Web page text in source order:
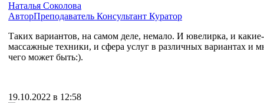
Наталья Соколова
АвторПреподаватель Консультант Куратор
Таких вариантов, на самом деле, немало. И ювелирка, и
массажные техники, и сфера услуг в различных вариантах и
чего может быть:).
19.10.2022 в 12:58